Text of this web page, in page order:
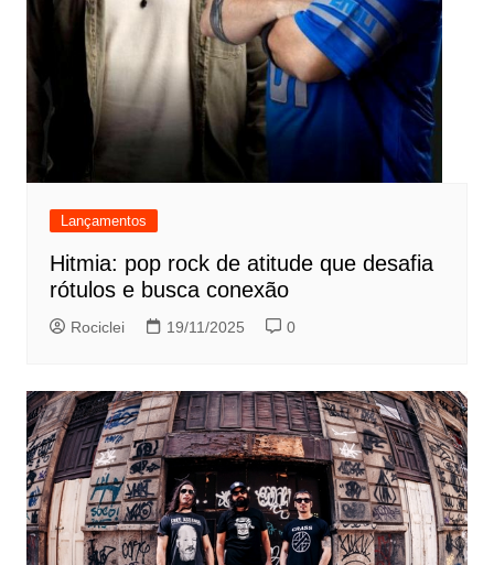
Lançamentos
Hitmia: pop rock de atitude que desafia
rótulos e busca conexão
Rociclei 19/11/2025 0